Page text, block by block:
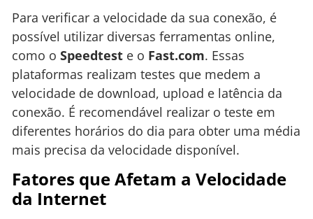
Para verificar a velocidade da sua conexão, é
possível utilizar diversas ferramentas online,
como o Speedtest e o Fast.com. Essas
plataformas realizam testes que medem a
velocidade de download, upload e latência da
conexão. É recomendável realizar o teste em
diferentes horários do dia para obter uma média
mais precisa da velocidade disponível.
Fatores que Afetam a Velocidade
da Internet